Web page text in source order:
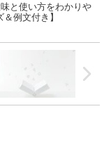
と使い方をわかりや
例文付き】